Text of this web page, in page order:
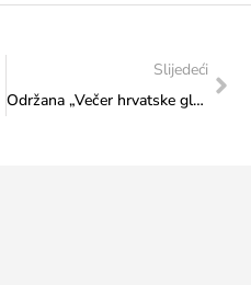
Slijedeći
Održana „Večer hrvatske glazbe u Vitezu“